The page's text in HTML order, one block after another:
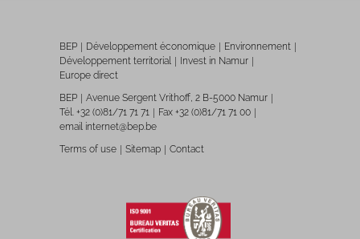
BEP Développement économique
Environnement
Développement territorial
Invest in Namur
Europe direct
BEP
Avenue Sergent Vrithoff, 2 B-5000 Namur
Tél. +32 (0)81/71 71 71
Fax +32 (0)81/71 71 00
email internet@bep.be
Terms of use
Sitemap Contact